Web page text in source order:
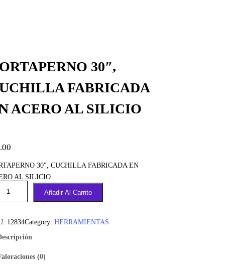
30″,
FABRICADA
ACERO AL SILICIO
30″, CUCHILLA FABRICADA EN
AL SILICIO
Añadir Al Carrito
12834Category: HERRAMIENTAS
(0)